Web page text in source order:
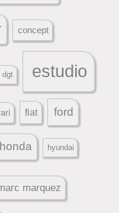
concept
dgt estudio
fiat ford
honda hyundai
marquez